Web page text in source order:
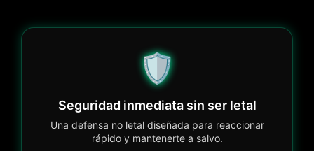
🛡️
Seguridad inmediata sin ser letal
Una defensa no letal diseñada para reaccionar
rápido y mantenerte a salvo.